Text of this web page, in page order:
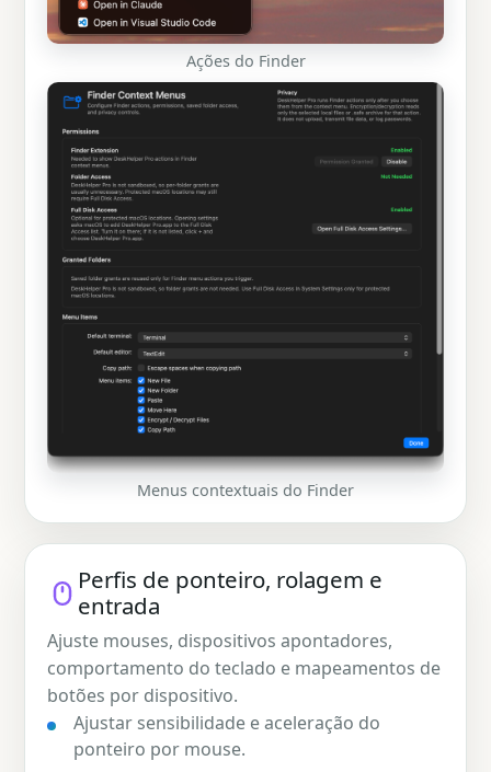
Ações do Finder
Menus contextuais do Finder
Perfis de ponteiro, rolagem e
entrada
Ajuste mouses, dispositivos apontadores,
comportamento do teclado e mapeamentos de
botões por dispositivo.
Ajustar sensibilidade e aceleração do
ponteiro por mouse.